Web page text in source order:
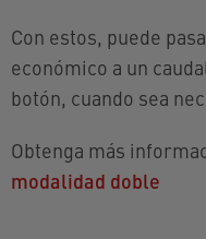
Con estos, puede
económico a un
botón, cuando sea
Obtenga más
modalidad doble